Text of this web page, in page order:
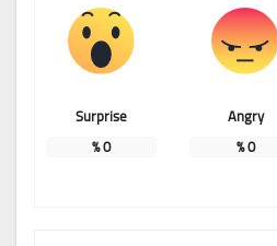
Angry
0
%
Surprise
0
%